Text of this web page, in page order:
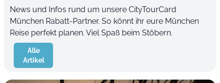
News und Infos rund um unsere CityTourCard
München Rabatt-Partner. So könnt ihr eure München
Reise perfekt planen. Viel Spaß beim Stöbern.
Alle
Artikel